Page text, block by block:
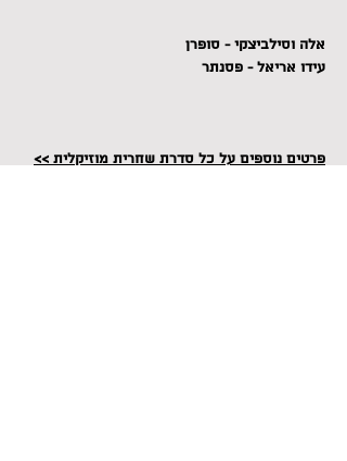
אלה וסילביצקי - סופרן
עידו אריאל - פסנתר
פרטים נוספים על כל סדרת שחרית מוזיקלית >>